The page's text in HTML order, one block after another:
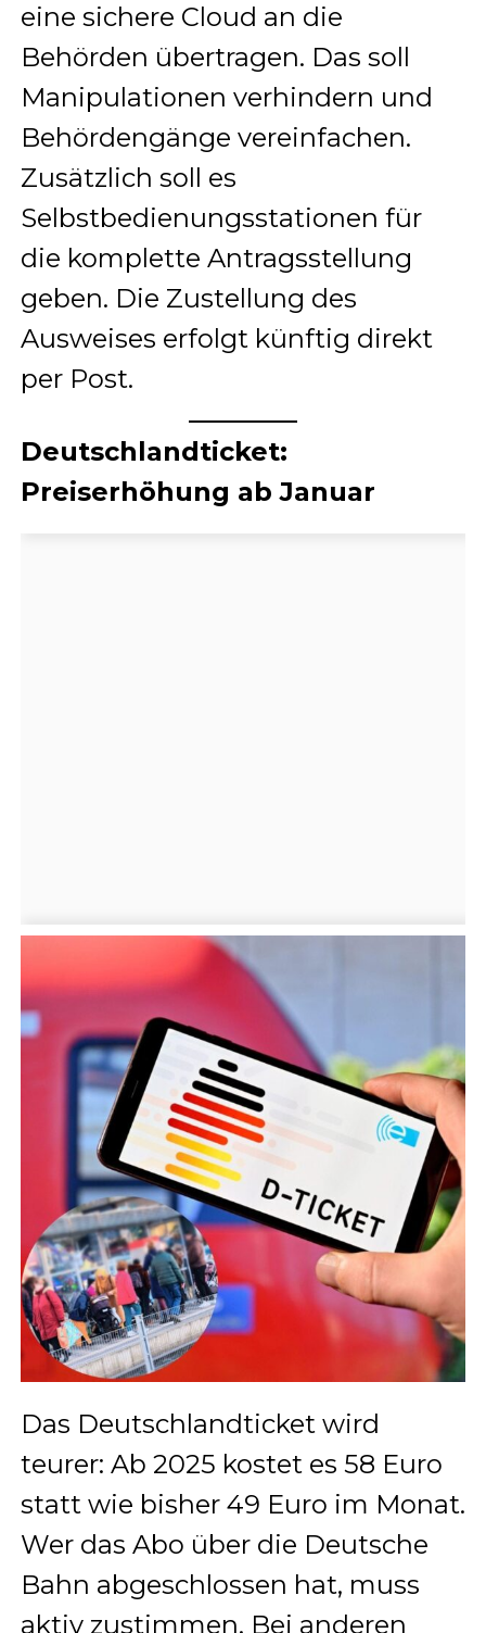
eine sichere Cloud an die
Behörden übertragen. Das soll
Manipulationen verhindern und
Behördengänge vereinfachen.
Zusätzlich soll es
Selbstbedienungsstationen für
die komplette Antragsstellung
geben. Die Zustellung des
Ausweises erfolgt künftig direkt
per Post.
Deutschlandticket:
Preiserhöhung ab Januar
Das Deutschlandticket wird
teurer: Ab 2025 kostet es 58 Euro
statt wie bisher 49 Euro im Monat.
Wer das Abo über die Deutsche
Bahn abgeschlossen hat, muss
aktiv zustimmen. Bei anderen